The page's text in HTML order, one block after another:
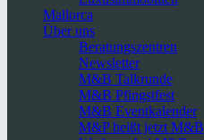
Mallorca
Über uns
Beratungszentren
Newsletter
M&B Talkrunde
M&B Pfingstfest
M&B Eventkalender
M&P heißt jetzt M&B